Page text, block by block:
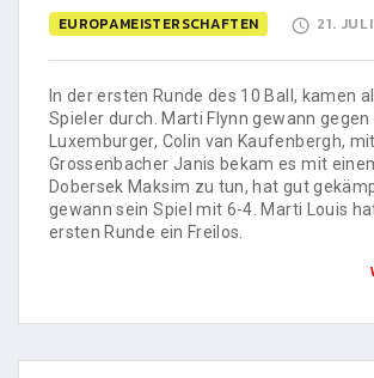
EUROPAMEISTERSCHAFTEN 21.
In der ersten Runde des 10 Ball, kamen
Spieler durch. Marti Flynn gewann gegen
Luxemburger, Colin van Kaufenbergh,
Grossenbacher Janis bekam es mit
Dobersek Maksim zu tun, hat gut
gewann sein Spiel mit 6-4. Marti Louis
ersten Runde ein Freilos.